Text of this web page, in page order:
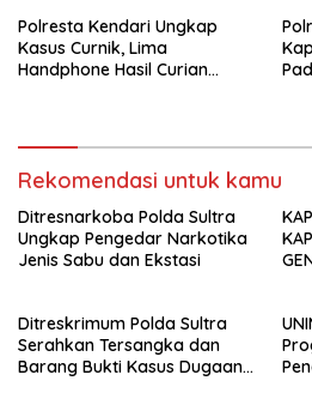
Kejaksaan
Polresta Kendari Ungkap
Kasus Curnik, Lima
Handphone Hasil Curian
Rekomendasi untuk kamu
Ditresnarkoba Polda Sultra
Ungkap Pengedar Narkotika
Jenis Sabu dan Ekstasi
Ditreskrimum Polda Sultra
Serahkan Tersangka dan
Barang Bukti Kasus Dugaan